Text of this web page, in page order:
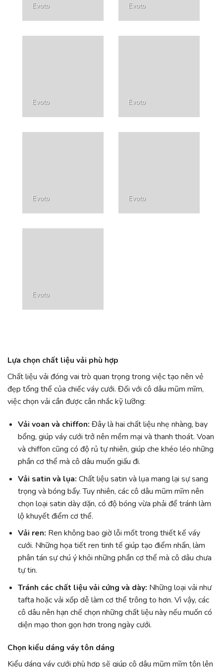
Evoto Evoto
Evoto Evoto
Evoto Evoto
Evoto
Lựa chọn chất liệu vải phù hợp
Chất liệu vải đóng vai trò quan trọng trong việc tạo nên vẻ
đẹp tổng thể của chiếc váy cưới. Đối với cô dâu mũm mĩm,
việc chọn vải cần được cân nhắc kỹ lưỡng:
Vải voan và chiffon: Đây là hai chất liệu nhẹ nhàng, bay
bổng, giúp váy cưới trở nên mềm mại và thanh thoát. Voan
và chiffon cũng có độ rủ tự nhiên, giúp che khéo léo những
phần cơ thể mà cô dâu muốn giấu đi.
Vải satin và lụa: Chất liệu satin và lụa mang lại sự sang
trọng và bóng bẩy. Tuy nhiên, các cô dâu mũm mĩm nên
chọn loại satin dày dặn, có độ bóng vừa phải để tránh làm
lộ khuyết điểm cơ thể.
Vải ren: Ren không bao giờ lỗi mốt trong thiết kế váy
cưới. Những họa tiết ren tinh tế giúp tạo điểm nhấn, làm
phân tán sự chú ý khỏi những phần cơ thể mà cô dâu chưa
tự tin.
Tránh các chất liệu vải cứng và dày: Những loại vải như
tafta hoặc vải xốp dễ làm cơ thể trông to hơn. Vì vậy, các
cô dâu nên hạn chế chọn những chất liệu này nếu muốn có
diện mạo thon gọn hơn trong ngày cưới.
Chọn kiểu dáng váy tôn dáng
Kiểu dáng váy cưới phù hợp sẽ giúp cô dâu mũm mĩm tôn lên